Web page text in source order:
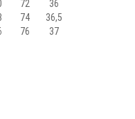
72
36
74
36,5
76 37